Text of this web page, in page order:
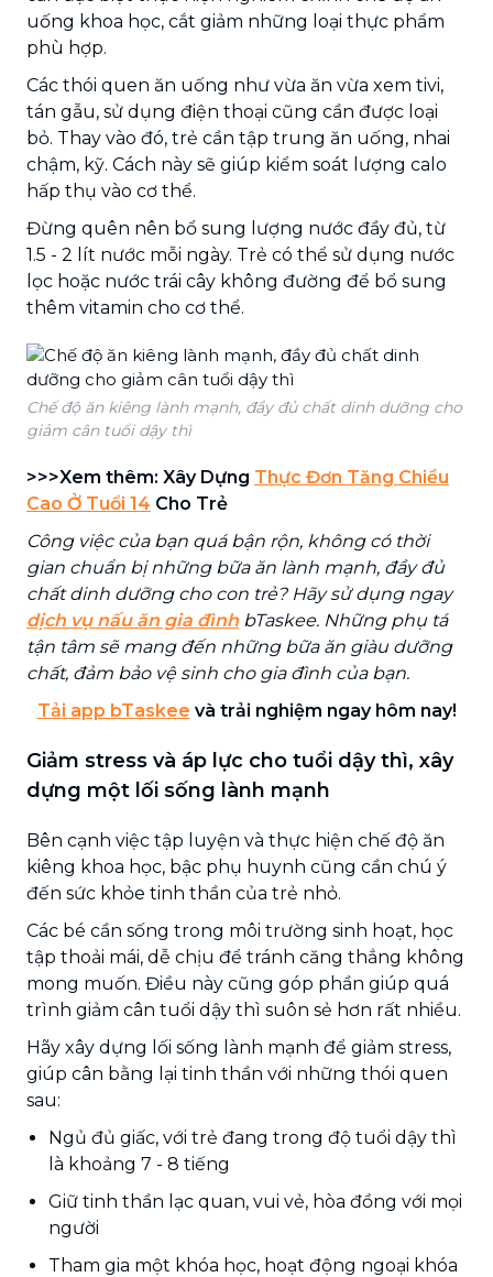
uống khoa học, cắt giảm những loại thực phẩm
phù hợp.
Các thói quen ăn uống như vừa ăn vừa xem tivi,
tán gẫu, sử dụng điện thoại cũng cần được loại
bỏ. Thay vào đó, trẻ cần tập trung ăn uống, nhai
chậm, kỹ. Cách này sẽ giúp kiểm soát lượng calo
hấp thụ vào cơ thể.
Đừng quên nên bổ sung lượng nước đầy đủ, từ
1.5 - 2 lít nước mỗi ngày. Trẻ có thể sử dụng nước
lọc hoặc nước trái cây không đường để bổ sung
thêm vitamin cho cơ thể.
Chế độ ăn kiêng lành mạnh, đầy đủ chất dinh dưỡng cho
giảm cân tuổi dậy thì
>>>Xem thêm: Xây Dựng Thực Đơn Tăng Chiều
Cao Ở Tuổi 14 Cho Trẻ
Công việc của bạn quá bận rộn, không có thời
gian chuẩn bị những bữa ăn lành mạnh, đầy đủ
chất dinh dưỡng cho con trẻ? Hãy sử dụng ngay
dịch vụ nấu ăn gia đình bTaskee. Những phụ tá
tận tâm sẽ mang đến những bữa ăn giàu dưỡng
chất, đảm bảo vệ sinh cho gia đình của bạn.
Tải app bTaskee và trải nghiệm ngay hôm nay!
Giảm stress và áp lực cho tuổi dậy thì, xây
dựng một lối sống lành mạnh
Bên cạnh việc tập luyện và thực hiện chế độ ăn
kiêng khoa học, bậc phụ huynh cũng cần chú ý
đến sức khỏe tinh thần của trẻ nhỏ.
Các bé cần sống trong môi trường sinh hoạt, học
tập thoải mái, dễ chịu để tránh căng thẳng không
mong muốn. Điều này cũng góp phần giúp quá
trình giảm cân tuổi dậy thì suôn sẻ hơn rất nhiều.
Hãy xây dựng lối sống lành mạnh để giảm stress,
giúp cân bằng lại tinh thần với những thói quen
sau:
Ngủ đủ giấc, với trẻ đang trong độ tuổi dậy thì
là khoảng 7 - 8 tiếng
Giữ tinh thần lạc quan, vui vẻ, hòa đồng với mọi
người
Tham gia một khóa học, hoạt động ngoại khóa